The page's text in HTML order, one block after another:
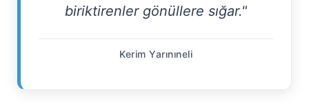
biriktirenler gönüllere sığar."
Kerim Yarınıneli